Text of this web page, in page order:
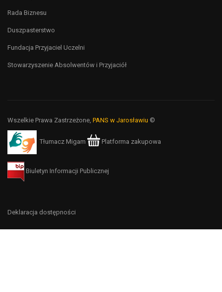
Rada Biznesu
Duszpasterstwo
Fundacja Przyjaciel Uczelni
Stowarzyszenie Absolwentów i Przyjaciół
Wszelkie Prawa Zastrzeżone, PANS w Jarosławiu ©
Tłumacz Migam Platforma zakupowa
Biuletyn Informacji Publicznej
Deklaracja dostępności